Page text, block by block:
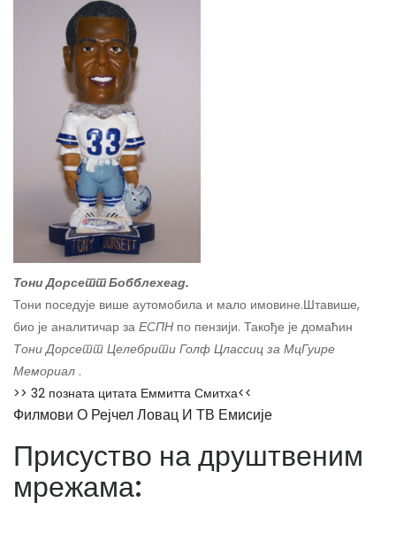
Тони Дорсетт Бобблехеад.
Тони поседује више аутомобила и мало имовине.Штавише,
био је аналитичар за ЕСПН по пензији. Такође је домаћин
Тони Дорсетт Целебрити Голф Цлассиц за МцГуире
Мемориал .
>> 32 позната цитата Еммитта Смитха<<
Филмови О Рејчел Ловац И ТВ Емисије
Присуство на друштвеним
мрежама: